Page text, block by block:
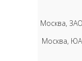
Москва,
Москва,